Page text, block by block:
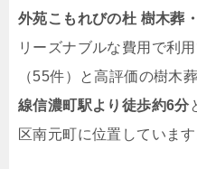
外苑こもれびの杜 樹木葬
リーズナブルな費用で利
（55件）と高評価の樹木
線信濃町駅より徒歩約6分
区南元町に位置しています